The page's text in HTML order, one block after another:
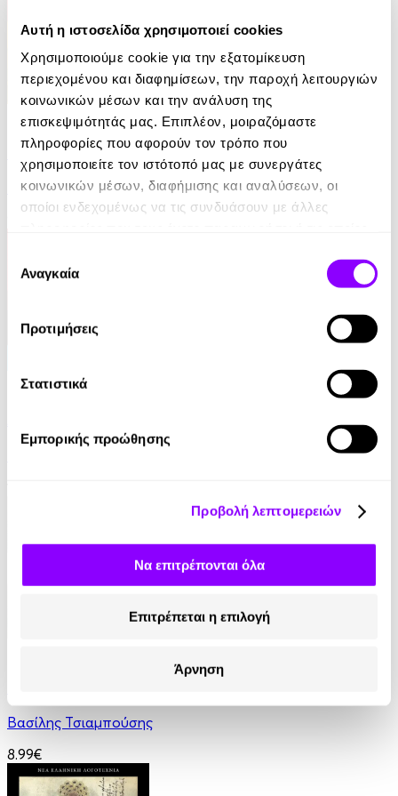
Αυτή η ιστοσελίδα χρησιμοποιεί cookies
Χρησιμοποιούμε cookie για την εξατομίκευση
περιεχομένου και διαφημίσεων, την παροχή λειτουργιών
κοινωνικών μέσων και την ανάλυση της
επισκεψιμότητάς μας. Επιπλέον, μοιραζόμαστε
πληροφορίες που αφορούν τον τρόπο που
χρησιμοποιείτε τον ιστότοπό μας με συνεργάτες
κοινωνικών μέσων, διαφήμισης και αναλύσεων, οι
οποίοι ενδεχομένως να τις συνδυάσουν με άλλες
των υπηρεσιών τους.
συγκατάθεσης
Αναγκαία
Προτιμήσεις
Στατιστικά
Εμπορικής προώθησης
Προβολή λεπτομερειών
Να επιτρέπονται όλα
Επιτρέπεται η επιλογή
Άρνηση
eBook
Η απαγωγή της Τασούλας
Τάσος Κοντογιαννίδης
eBook
Βασίλης Τσιαμπούσης
8.99€